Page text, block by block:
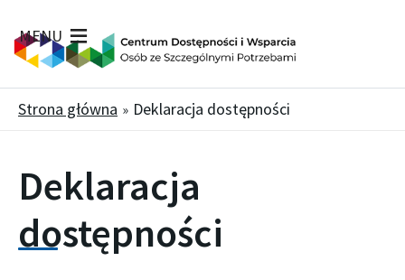
MENU
Strona główna Deklaracja dostępności
Deklaracja
dostępności